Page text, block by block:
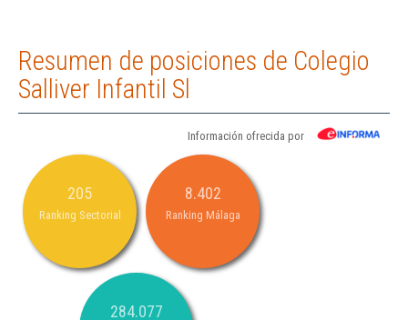
Resumen de posiciones de Colegio
Salliver Infantil Sl
Información ofrecida por
205
Ranking Sectorial
8.402
Ranking Málaga
284.077